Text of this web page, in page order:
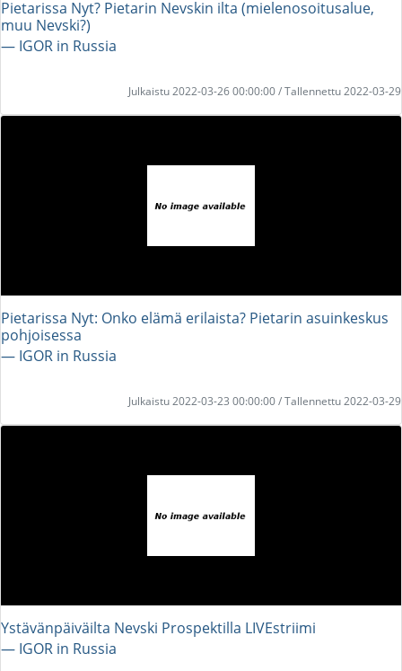
Pietarissa Nyt? Pietarin Nevskin ilta (mielenosoitusalue,
muu Nevski?)
― IGOR in Russia
Julkaistu 2022-03-26 00:00:00 / Tallennettu 2022-03-29
Pietarissa Nyt: Onko elämä erilaista? Pietarin asuinkeskus
pohjoisessa
― IGOR in Russia
Julkaistu 2022-03-23 00:00:00 / Tallennettu 2022-03-29
Ystävänpäiväilta Nevski Prospektilla LIVEstriimi
― IGOR in Russia